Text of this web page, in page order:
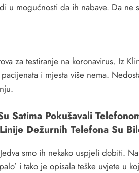
u mogućnosti da ih nabave. Da
za testiranje na koronavirus. Iz
i mjesta više nema.
Satima Pokušavali
Dežurnih Telefona Su
smo ih nekako uspjeli dobiti.
i tako je opisala teške uvjete u